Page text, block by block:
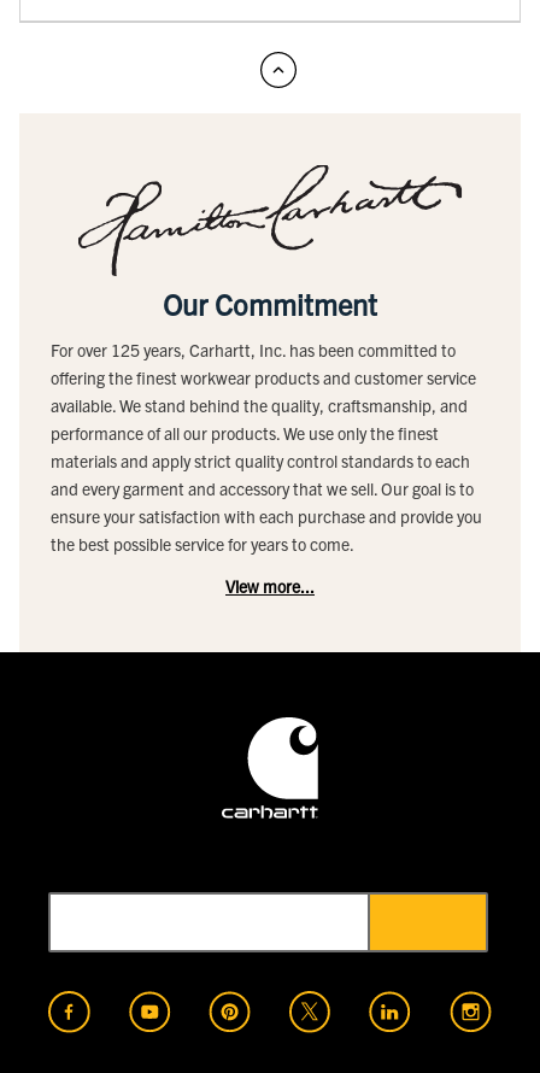
Our Commitment
For over 125 years, Carhartt, Inc. has been committed to
offering the finest workwear products and customer service
available. We stand behind the quality, craftsmanship, and
performance of all our products. We use only the finest
materials and apply strict quality control standards to each
and every garment and accessory that we sell. Our goal is to
ensure your satisfaction with each purchase and provide you
the best possible service for years to come.
View more...